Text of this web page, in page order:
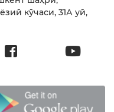
кўчаси, 31А уй,